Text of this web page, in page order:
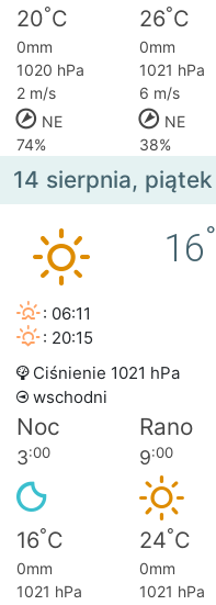
20°C 26°C
0mm 0mm
1020 hPa
1021 hPa
2 m/s
6 m/s
NE
NE
74%
38%
14 sierpnia, piątek
16°
: 06:11
: 20:15
Ciśnienie 1021 hPa
wschodni
Noc Rano
3:00 9:00
16°C 24°C
0mm 0mm
1021 hPa
1021 hPa